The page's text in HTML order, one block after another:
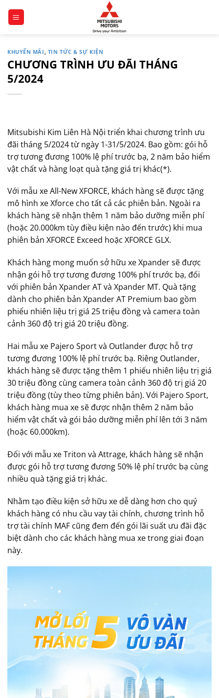
đến
KHUYẾN MÃI, TIN TỨC & SỰ KIỆN
CHƯƠNG TRÌNH ƯU ĐÃI THÁNG
5/2024
Mitsubishi Kim Liên Hà Nội triển khai chương trình ưu
đãi tháng 5/2024 từ ngày 1-31/5/2024. Bao gồm: gói hỗ
trợ tương đương 100% lệ phí trước bạ, 2 năm bảo hiểm
vật chất và hàng loạt quà tặng giá trị khác(*).
Với mẫu xe All-New XFORCE, khách hàng sẽ được tặng
mô hình xe Xforce cho tất cả các phiên bản. Ngoài ra
khách hàng sẽ nhận thêm 1 năm bảo dưỡng miễn phí
(hoặc 20.000km tùy điều kiện nào đến trước) khi mua
phiên bản XFORCE Exceed hoặc XFORCE GLX.
Khách hàng mong muốn sở hữu xe Xpander sẽ được
nhận gói hỗ trợ tương đương 100% phí trước bạ, đối
với phiên bản Xpander AT và Xpander MT. Quà tặng
dành cho phiên bản Xpander AT Premium bao gồm
phiếu nhiên liệu trị giá 25 triệu đồng và camera toàn
cảnh 360 độ trị giá 20 triệu đồng.
Hai mẫu xe Pajero Sport và Outlander được hỗ trợ
tương đương 100% lệ phí trước bạ. Riêng Outlander,
khách hàng sẽ được tặng thêm 1 phiếu nhiên liệu trị giá
30 triệu đồng cùng camera toàn cảnh 360 độ trị giá 20
triệu đồng (tùy theo từng phiên bản). Với Pajero Sport,
khách hàng mua xe sẽ được nhận thêm 2 năm bảo
hiểm vật chất và gói bảo dưỡng miễn phí lên tới 3 năm
(hoặc 60.000km).
Đối với mẫu xe Triton và Attrage, khách hàng sẽ nhận
được gói hỗ trợ tương đương 50% lệ phí trước bạ cùng
nhiều quà tặng giá trị khác.
Nhằm tạo điều kiện sở hữu xe dễ dàng hơn cho quý
khách hàng có nhu cầu vay tài chính, chương trình hỗ
trợ tài chính MAF cũng đem đến gói lãi suất ưu đãi đặc
biệt dành cho các khách hàng mua xe trong giai đoạn
này.